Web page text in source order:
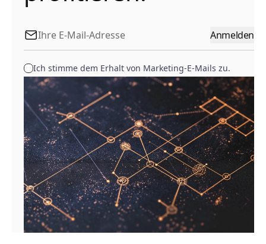
Anmelden
Ich stimme dem Erhalt von Marketing-E-Mails zu.